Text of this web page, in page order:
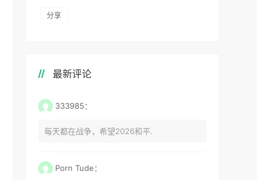
分享
最新评论
333985：
每天都在战争，希望2026和平.
Porn Tude：